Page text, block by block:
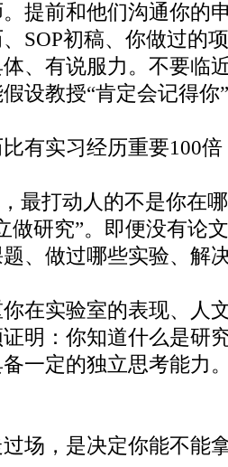
提前和他们沟通你的
SOP初稿、你做过的
、有说服力。不要临
设教授“肯定会记得你
有实习经历重要100倍
最打动人的不是你在
做研究”。即便没有论
、做过哪些实验、解
在实验室的表现、人
明：你知道什么是研
一定的独立思考能力
场，是决定你能不能